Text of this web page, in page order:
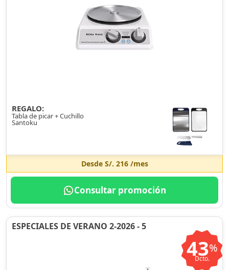
REGALO:
Tabla de picar + Cuchillo
Santoku
Desde S/. 216/mes
Consultar promoción
ESPECIALES DE VERANO 2-2026 - 5
43%
Dcto.